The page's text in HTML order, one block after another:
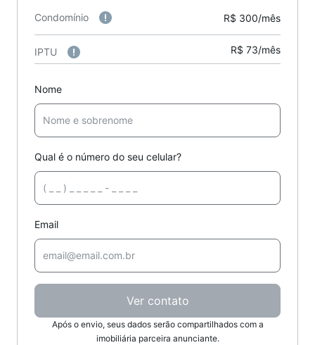
Condomínio R$ 300/mês
IPTU R$ 73/mês
Nome
Qual é o número do seu celular?
Email
Ver contato
Após o envio, seus dados serão compartilhados com a
imobiliária parceira anunciante.